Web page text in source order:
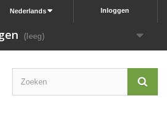
Inloggen
Nederlands
(leeg)